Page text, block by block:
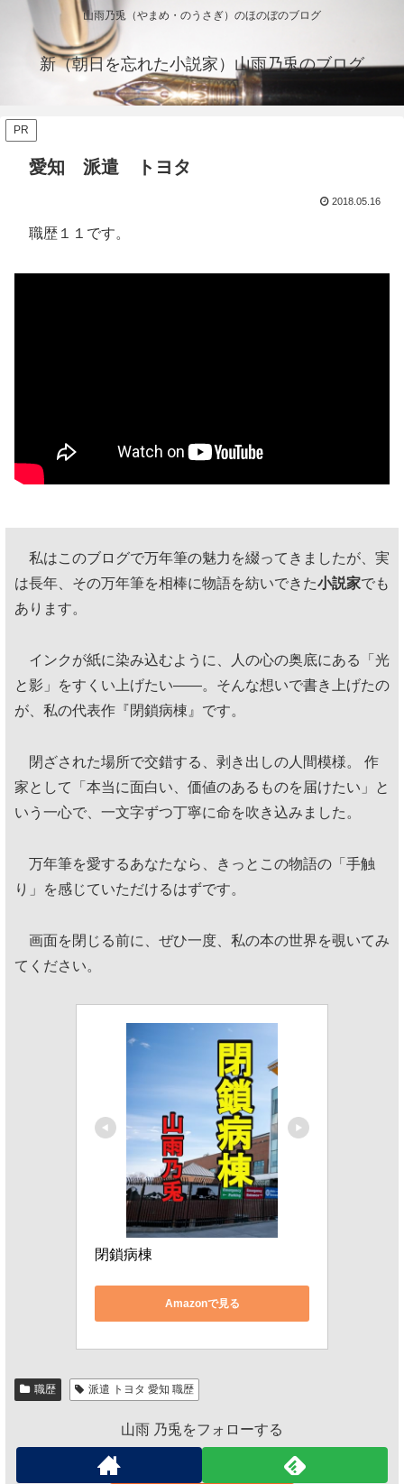
山雨乃兎（やまめ・のうさぎ）のほのぼのブログ
新（朝日を忘れた小説家）山雨乃兎のブログ
PR
愛知 派遣 トヨタ
2018.05.16
職歴１１です。
私はこのブログで万年筆の魅力を綴ってきましたが、実
は長年、その万年筆を相棒に物語を紡いできた小説家でも
あります。
インクが紙に染み込むように、人の心の奥底にある「光
と影」をすくい上げたい——。そんな想いで書き上げたの
が、私の代表作『閉鎖病棟』です。
閉ざされた場所で交錯する、剥き出しの人間模様。 作
家として「本当に面白い、価値のあるものを届けたい」と
いう一心で、一文字ずつ丁寧に命を吹き込みました。
万年筆を愛するあなたなら、きっとこの物語の「手触
り」を感じていただけるはずです。
画面を閉じる前に、ぜひ一度、私の本の世界を覗いてみ
てください。
閉鎖病棟
Amazonで見る
職歴 派遣 トヨタ 愛知 職歴
山雨 乃兎をフォローする